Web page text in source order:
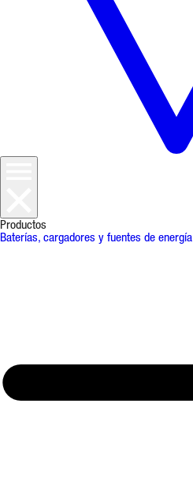
Productos
Baterías, cargadores y fuentes de energía